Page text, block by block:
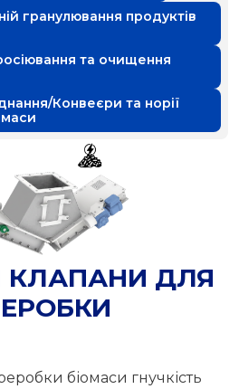
гранулювання продуктів
та очищення
Конвеєри та норії
КЛАПАНИ ДЛЯ
біомаси гнучкість